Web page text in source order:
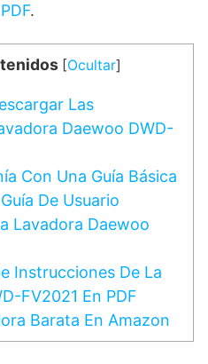
.
[Ocultar]
Las
Daewoo DWD-
Con Una Guía Básica
De Usuario
Lavadora Daewoo
Instrucciones De La
FV2021 En PDF
Barata En Amazon